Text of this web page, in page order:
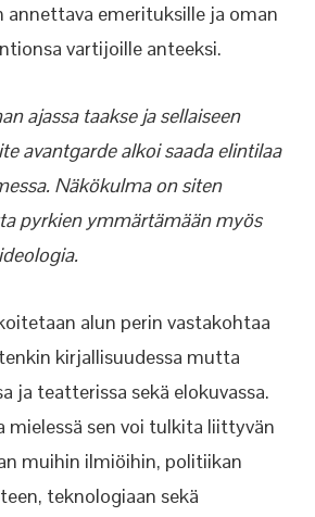
annettava emerituksille ja oman
vartijoille anteeksi.
ajassa taakse ja sellaiseen
avantgarde alkoi saada elintilaa
Näkökulma on siten
pyrkien ymmärtämään myös
alun perin vastakohtaa
kirjallisuudessa mutta
ja teatterissa sekä elokuvassa.
mielessä sen voi tulkita liittyvän
muihin ilmiöihin, politiikan
teknologiaan sekä